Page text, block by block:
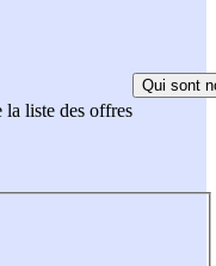
la liste des offres
Qui sont